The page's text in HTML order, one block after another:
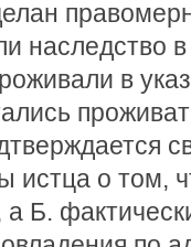
наследство
в
истца о том,
Б.